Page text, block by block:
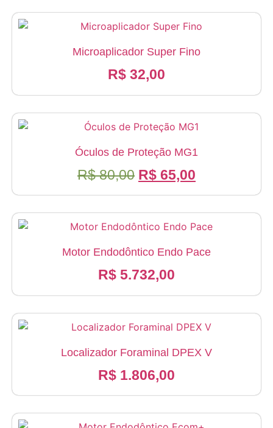
Microaplicador Super Fino
R$ 32,00
Óculos de Proteção MG1
R$80,00 O
era:
R$ 80,00.
R$ 65,00
é:
R$ 65,00.
Motor Endodôntico Endo Pace
R$ 5.732,00
Localizador Foraminal DPEX V
R$ 1.806,00